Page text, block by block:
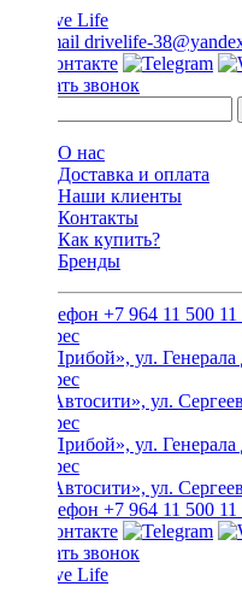
drivelife-
Заказать звонок
О нас
Доставка и оплата
Наши клиенты
Контакты
Как купить?
Бренды
+7 964 11 500 11
ТЦ «Прибой», ул.
ТЦ «Автосити», ул.
ТЦ «Прибой», ул.
ТЦ «Автосити», ул.
+7 964 11 500 11
Заказать звонок